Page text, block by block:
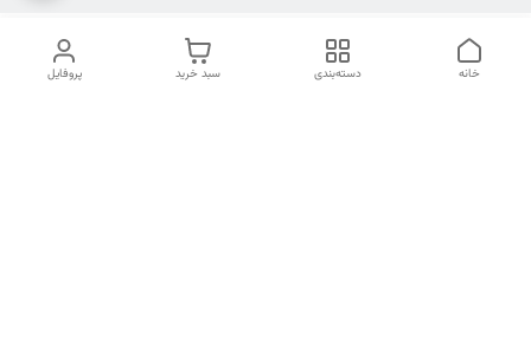
پروفایل سبد خرید دسته‌بندی خانه